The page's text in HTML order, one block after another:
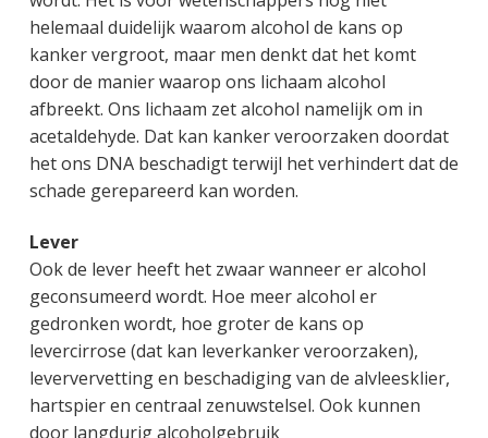
helemaal duidelijk waarom alcohol de kans op
kanker vergroot, maar men denkt dat het komt
door de manier waarop ons lichaam alcohol
afbreekt. Ons lichaam zet alcohol namelijk om in
acetaldehyde. Dat kan kanker veroorzaken doordat
het ons DNA beschadigt terwijl het verhindert dat de
schade gerepareerd kan worden.
Lever
Ook de lever heeft het zwaar wanneer er alcohol
geconsumeerd wordt. Hoe meer alcohol er
gedronken wordt, hoe groter de kans op
levercirrose (dat kan leverkanker veroorzaken),
leververvetting en beschadiging van de alvleesklier,
hartspier en centraal zenuwstelsel. Ook kunnen
door langdurig alcoholgebruik